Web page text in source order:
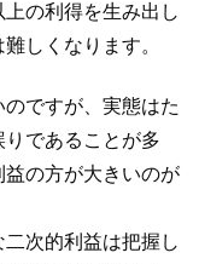
の利得を生み出し
しくなります。
ですが、実態はた
であることが多
益の方が大きいのが
次的利益は把握し